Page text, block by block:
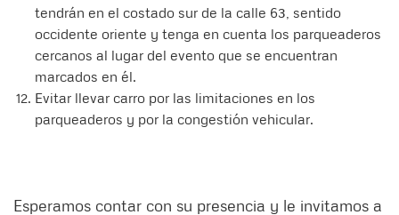
tendrán en el costado sur de la calle 63, sentido
occidente oriente y tenga en cuenta los parqueaderos
cercanos al lugar del evento que se encuentran
marcados en él.
Evitar llevar carro por las limitaciones en los
parqueaderos y por la congestión vehicular.
Esperamos contar con su presencia y le invitamos a